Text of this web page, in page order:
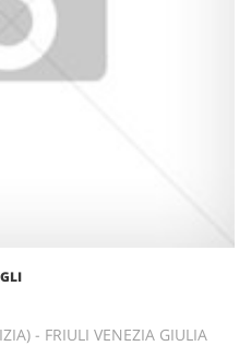
- FRIULI VENEZIA GIULIA